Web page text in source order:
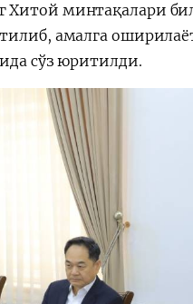
“Ўзбекистон –
стратегияси
Хитой минтақалари
амалга
сўз юритилди.